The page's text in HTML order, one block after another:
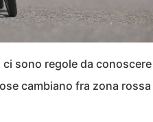
ci sono regole da conoscere
cambiano fra zona rossa